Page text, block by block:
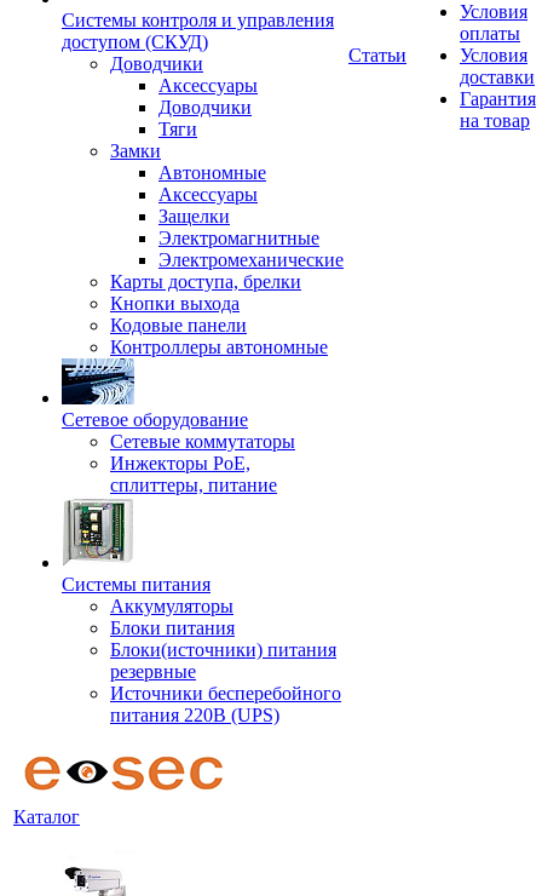
Системы контроля и управления
доступом (СКУД)
Доводчики
Аксессуары
Доводчики
Тяги
Замки
Автономные
Аксессуары
Защелки
Электромагнитные
Электромеханические
Карты доступа, брелки
Кнопки выхода
Кодовые панели
Контроллеры автономные
Сетевое оборудование
Сетевые коммутаторы
Инжекторы РоЕ,
сплиттеры, питание
Системы питания
Аккумуляторы
Блоки питания
Блоки(источники) питания
резервные
Источники бесперебойного
питания 220В (UPS)
Статьи
Условия
оплаты
Условия
доставки
Гарантия
на товар
Каталог